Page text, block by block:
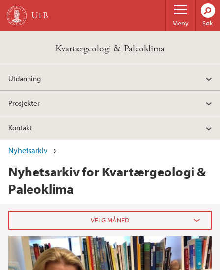
Hopp til hovedinnhold
Meny Søk
Kvartærgeologi & Paleoklima
Utdanning
Prosjekter
Kontakt
Nyhetsarkiv
Nyhetsarkiv for Kvartærgeologi &
Paleoklima
2026
juni (1)